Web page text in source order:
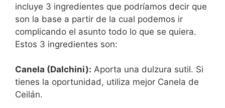
incluye 3 ingredientes que podríamos decir que
son la base a partir de la cual podemos ir
complicando el asunto todo lo que se quiera.
Estos 3 ingredientes son:
Canela (Dalchini): Aporta una dulzura sutil. Si
tienes la oportunidad, utiliza mejor Canela de
Ceilán.